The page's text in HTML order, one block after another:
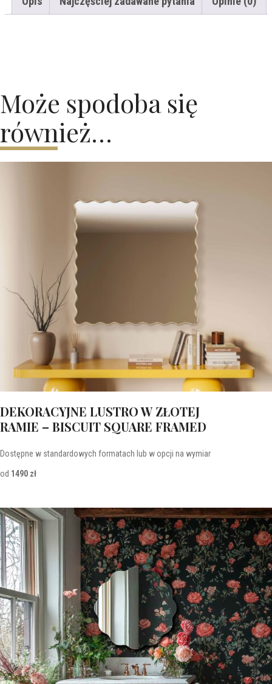
Może spodoba się
również…
DEKORACYJNE LUSTRO W ZŁOTEJ
RAMIE – BISCUIT SQUARE FRAMED
Dostępne w standardowych formatach lub w opcji na wymiar
od 1490 zł